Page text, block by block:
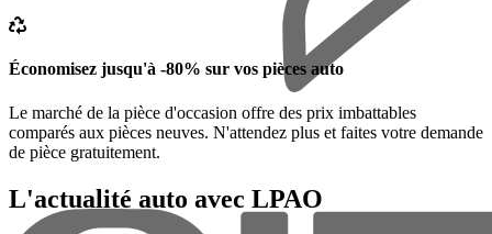
Économisez jusqu'à -80% sur vos pièces auto
Le marché de la pièce d'occasion offre des prix imbattables
comparés aux pièces neuves. N'attendez plus et faites votre demande
de pièce gratuitement.
L'actualité auto avec LPAO